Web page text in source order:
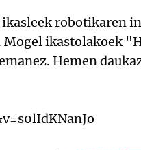
robotikaren
Mogel ikastolakoek
Hemen